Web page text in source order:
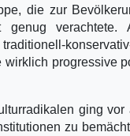
die zur
verachtete.
wirklich progressive
ging
zu